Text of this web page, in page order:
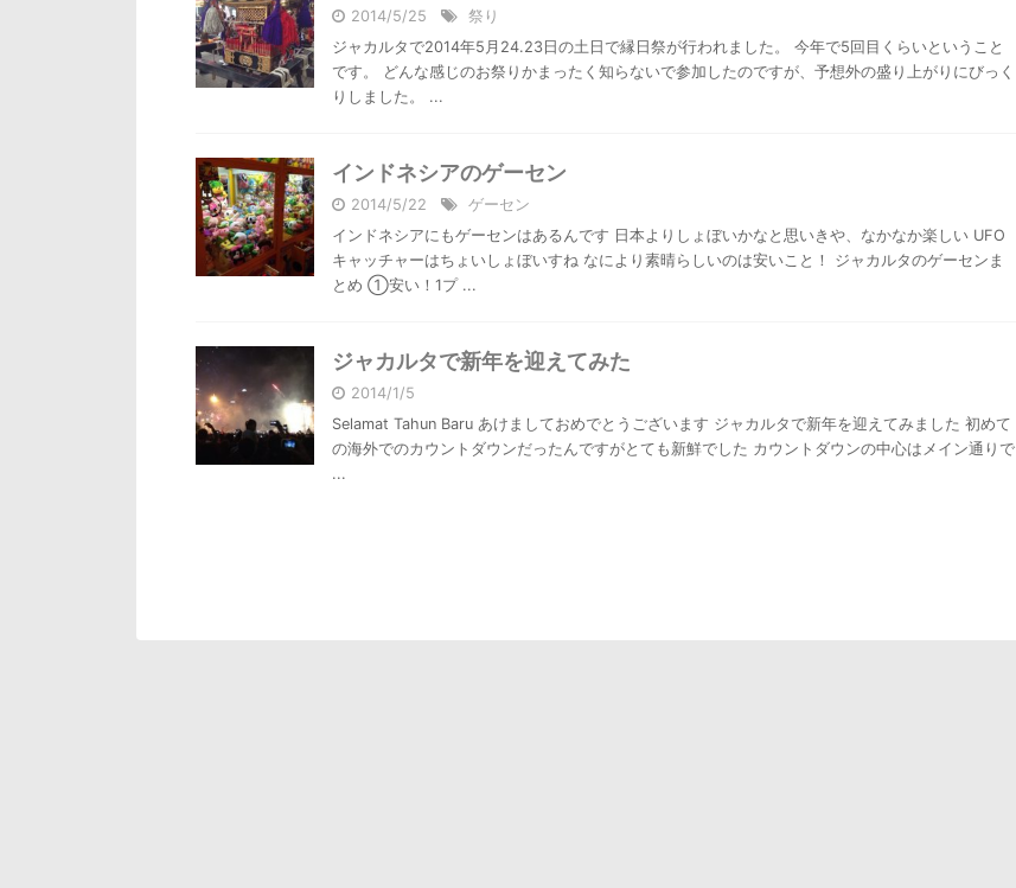
2014/5/25
祭り
ジャカルタで2014年5月24.23日の土日で縁日祭が行われました。 今年で5回目くらいということ
です。 どんな感じのお祭りかまったく知らないで参加したのですが、予想外の盛り上がりにびっく
りしました。 ...
インドネシアのゲーセン
2014/5/22
ゲーセン
インドネシアにもゲーセンはあるんです 日本よりしょぼいかなと思いきや、なかなか楽しい UFO
キャッチャーはちょいしょぼいすね なにより素晴らしいのは安いこと！ ジャカルタのゲーセンま
とめ ①安い！1プ ...
ジャカルタで新年を迎えてみた
2014/1/5
Selamat Tahun Baru あけましておめでとうございます ジャカルタで新年を迎えてみました 初めて
の海外でのカウントダウンだったんですがとても新鮮でした カウントダウンの中心はメイン通りで
...